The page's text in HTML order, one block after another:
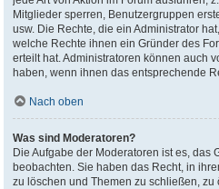
Mitglieder sperren, Benutzergruppen
usw. Die Rechte, die ein Administrator
welche Rechte ihnen ein Gründer des
erteilt hat. Administratoren können auch
haben, wenn ihnen das entsprechende
Nach oben
Was sind Moderatoren?
Die Aufgabe der Moderatoren ist es, das
beobachten. Sie haben das Recht, in
zu löschen und Themen zu schließen,